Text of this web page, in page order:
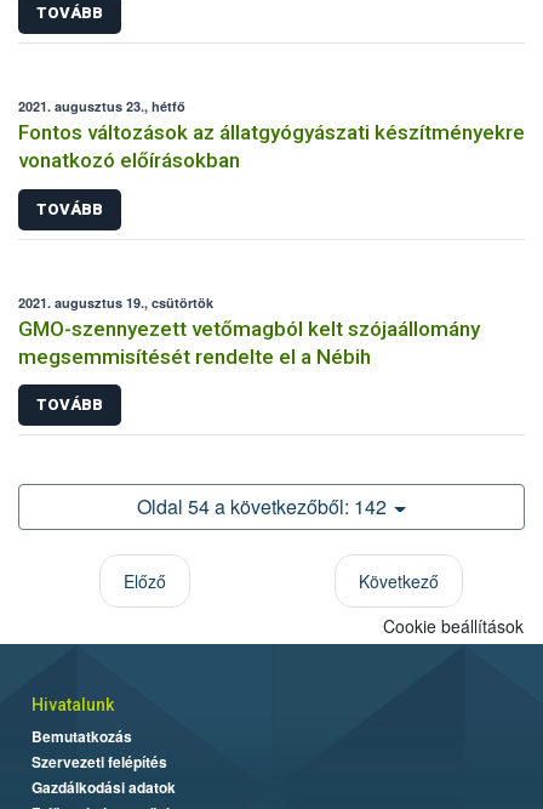
TOVÁBB
2021. augusztus 23., hétfő
Fontos változások az állatgyógyászati készítményekre
vonatkozó előírásokban
TOVÁBB
2021. augusztus 19., csütörtök
GMO-szennyezett vetőmagból kelt szójaállomány
megsemmisítését rendelte el a Nébih
TOVÁBB
Oldal 54 a következőből: 142
Előző
Következő
Cookie beállítások
Hivatalunk
Bemutatkozás
Szervezeti felépítés
Gazdálkodási adatok